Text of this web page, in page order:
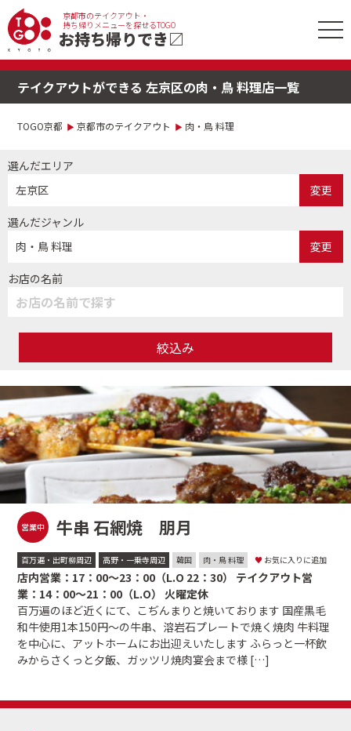
京都市のテイクアウト・
持ち帰りメニューを探せるTOGO
お持ち帰りでき〼
テイクアウトができる 左京区の肉・鳥 料理店一覧
TOGO京都 京都市のテイクアウト 肉・鳥 料理
選んだエリア
左京区
変更
選んだジャンル
肉・鳥 料理
変更
お店の名前
絞込み
営業中 牛串 石網焼 朋月
百万遍・出町柳周辺 高野・一乗寺周辺 韓国 肉・鳥 料理 ♥ お気に入りに追加
店内営業：17：00～23：00（L.O 22：30） テイクアウト営
業：14：00～21：00（L.O） 火曜定休
百万遍のほど近くにて、こぢんまりと焼いております 国産黒毛
和牛使用1本150円～の牛串、溶岩石プレートで焼く焼肉 牛料理
を中心に、アットホームにお出迎えいたします ふらっと一杯飲
みからさくっと夕飯、ガッツリ焼肉宴会まで様 […]